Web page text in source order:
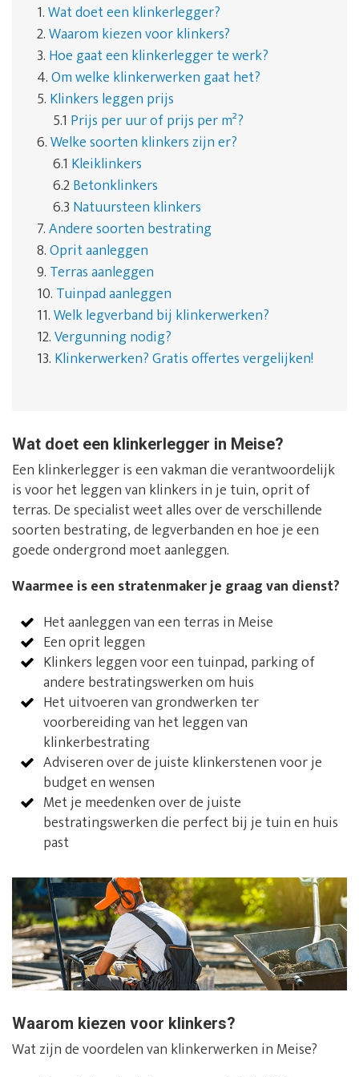
1.Wat doet een klinkerlegger?
2.Waarom kiezen voor klinkers?
3. Hoe gaat een klinkerlegger te werk?
4.Om welke klinkerwerken gaat het?
5. Klinkers leggen prijs
5.1 Prijs per uur of prijs per m²?
6.Welke soorten klinkers zijn er?
6.1 Kleiklinkers
6.2Betonklinkers
6.3 Natuursteen klinkers
7.Andere soorten bestrating
8.Oprit aanleggen
9. Terras aanleggen
10. Tuinpad aanleggen
11.Welk legverband bij klinkerwerken?
12.Vergunning nodig?
13. Klinkerwerken? Gratis offertes vergelijken!
Wat doet een klinkerlegger in Meise?
Een klinkerlegger is een vakman die verantwoordelijk
is voor het leggen van klinkers in je tuin, oprit of
terras. De specialist weet alles over de verschillende
soorten bestrating, de legverbanden en hoe je een
goede ondergrond moet aanleggen.
Waarmee is een stratenmaker je graag van dienst?
Het aanleggen van een terras in Meise
Een oprit leggen
Klinkers leggen voor een tuinpad, parking of
andere bestratingswerken om huis
Het uitvoeren van grondwerken ter
voorbereiding van het leggen van
klinkerbestrating
Adviseren over de juiste klinkerstenen voor je
budget en wensen
Met je meedenken over de juiste
bestratingswerken die perfect bij je tuin en huis
past
Waarom kiezen voor klinkers?
Wat zijn de voordelen van klinkerwerken in Meise?